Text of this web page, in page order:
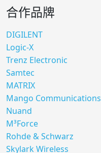
合作品牌
DIGILENT
Logic-X
Trenz Electronic
Samtec
MATRIX
Mango Communications
Nuand
M³Force
Rohde & Schwarz
Skylark Wireless